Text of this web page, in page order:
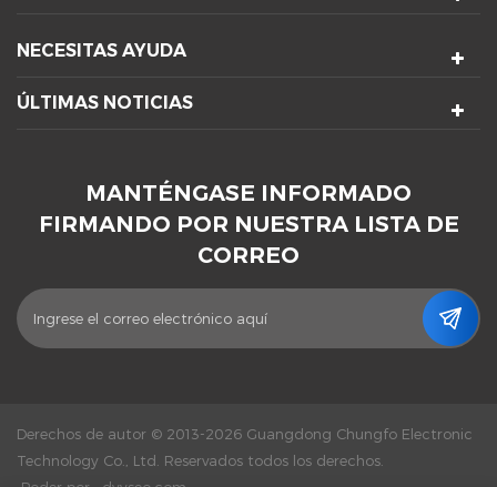
NECESITAS AYUDA
ÚLTIMAS NOTICIAS
MANTÉNGASE INFORMADO
FIRMANDO POR NUESTRA LISTA DE
CORREO
Derechos de autor © 2013-2026 Guangdong Chungfo Electronic
Technology Co., Ltd. Reservados todos los derechos.